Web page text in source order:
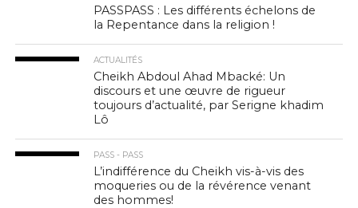
PASSPASS : Les différents échelons de
la Repentance dans la religion !
ACTUALITÉS
Cheikh Abdoul Ahad Mbacké: Un
discours et une œuvre de rigueur
toujours d’actualité, par Serigne khadim
Lô
PASS - PASS
L’indifférence du Cheikh vis-à-vis des
moqueries ou de la révérence venant
des hommes!